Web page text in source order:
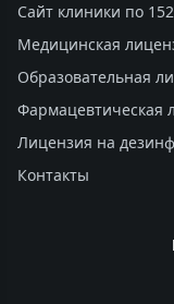
Сайт клиники по
Медицинская
Образовательная
Фармацевтическая
Лицензия на
Контакты